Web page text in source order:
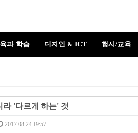
과 학습 디자인 & ICT 행사/교육
라 '다르게 하는' 것
2017.08.24 19:57